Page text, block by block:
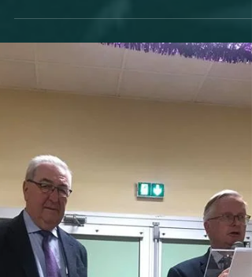
maires de la Sarthe à une rencontre autour de la